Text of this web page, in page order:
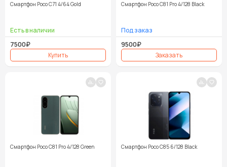
Смартфон Poco C71 4/64 Gold
7500₽
Смартфон Poco C81 Pro 4/128 Black
9500₽
Смартфон Poco C81 Pro 4/128 Green Смартфон Poco C85 6/128 Black